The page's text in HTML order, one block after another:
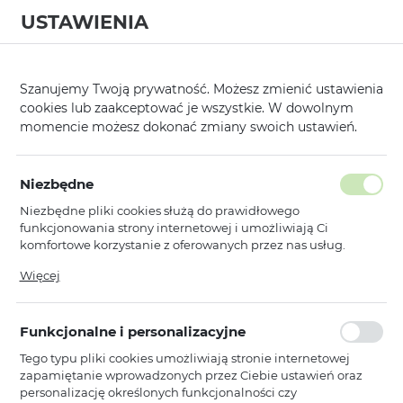
Strona główna / Modele Huawei Nova 7
KATEGORIE SORTUJ
Nova 7
Hartowane szkło Orange do
Dostępny
Ean: 5900217353850
USTAWIENIA
Szanujemy Twoją prywatność. Możesz zmienić ustawienia
cookies lub zaakceptować je wszystkie. W dowolnym
momencie możesz dokonać zmiany swoich ustawień.
Niezbędne
Niezbędne pliki cookies służą do prawidłowego
funkcjonowania strony internetowej i umożliwiają Ci
komfortowe korzystanie z oferowanych przez nas usług.
działania w celu m.in. dostosowania Twoich ustawień
preferencji prywatności, logowania czy wypełniania
formularzy. Dzięki plikom cookies strona, z której korzystasz,
może działać bez zakłóceń.
Więcej
Funkcjonalne i personalizacyjne
Tego typu pliki cookies umożliwiają stronie internetowej
zapamiętanie wprowadzonych przez Ciebie ustawień oraz
personalizację określonych funkcjonalności czy